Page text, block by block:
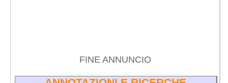
FINE ANNUNCIO